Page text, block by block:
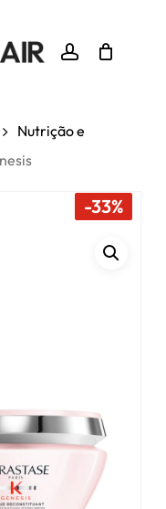
account
Close
Cart
Nutrição e
-33%
“Pack